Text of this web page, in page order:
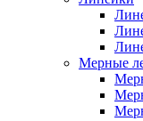
Мерные